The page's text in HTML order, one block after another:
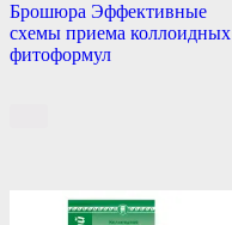
Брошюра Эффективные
схемы приема коллоидных
фитоформул